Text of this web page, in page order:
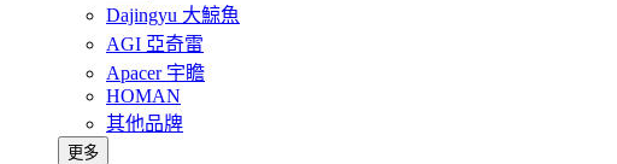
Dajingyu 大鯨魚
AGI 亞奇雷
Apacer 宇瞻
HOMAN
其他品牌
更多